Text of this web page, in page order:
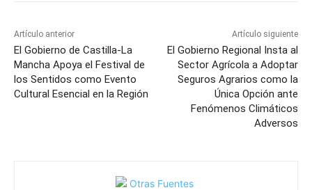
Artículo anterior
El Gobierno de Castilla-La
Mancha Apoya el Festival de
los Sentidos como Evento
Cultural Esencial en la Región
Artículo siguiente
El Gobierno Regional Insta al
Sector Agrícola a Adoptar
Seguros Agrarios como la
Única Opción ante
Fenómenos Climáticos
Adversos